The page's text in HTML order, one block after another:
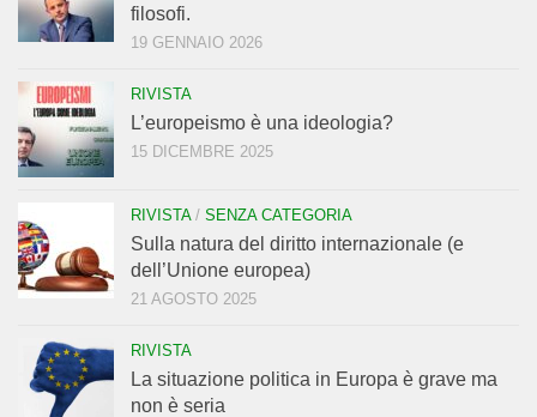
filosofi.
19 GENNAIO 2026
RIVISTA
L’europeismo è una ideologia?
15 DICEMBRE 2025
RIVISTA/ SENZA CATEGORIA
Sulla natura del diritto internazionale (e
dell’Unione europea)
21 AGOSTO 2025
RIVISTA
La situazione politica in Europa è grave ma
non è seria